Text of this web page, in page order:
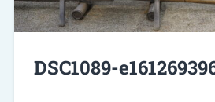
DSC1089-